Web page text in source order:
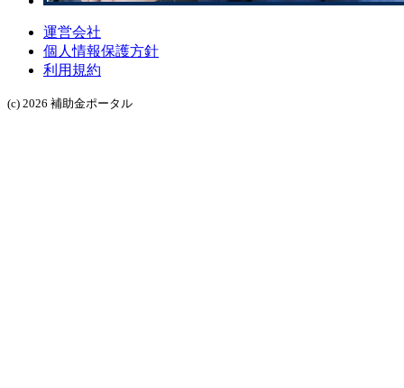
運営会社
個人情報保護方針
利用規約
(c) 2026 補助金ポータル